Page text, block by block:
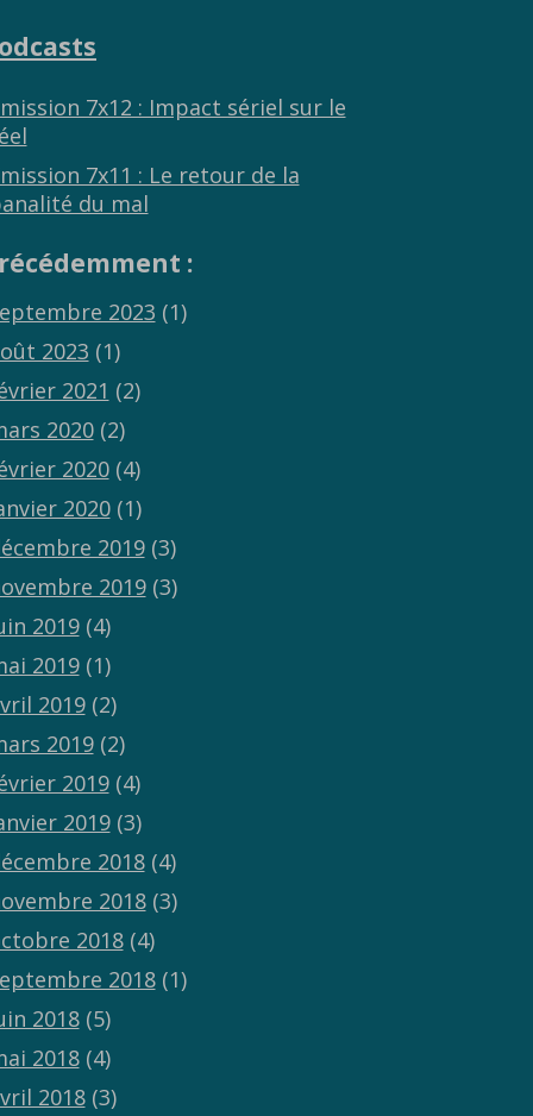
7x12 : Impact sériel sur le
7x11 : Le retour de la
du mal
:
2023 (1)
2023 (1)
2021 (2)
2020(2)
2020(4)
2020(1)
2019(3)
2019(3)
2019(4)
2019(1)
2019(2)
2019(2)
2019(4)
2019(3)
2018(4)
2018(3)
2018(4)
2018(1)
2018(5)
2018(4)
2018(3)